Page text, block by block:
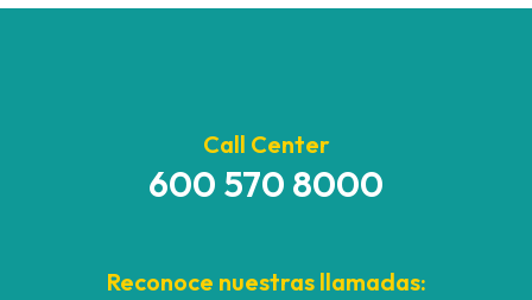
Call Center
600 570 8000
Reconoce nuestras llamadas: